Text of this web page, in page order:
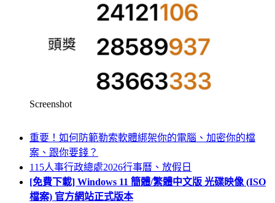
Screenshot
重要！如何防範勒索軟體綁架你的電腦、加密你的檔
案、跟你要錢？
115人事行政總處2026行事曆、放假日
[免費下載] Windows 11 簡體/繁體中文版 光碟映像 (ISO
檔案) 官方網站正式版本